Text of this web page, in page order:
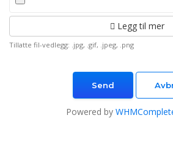
Legg til mer
Tillatte fil-vedlegg: .jpg, .gif, .jpeg, .png
Powered by